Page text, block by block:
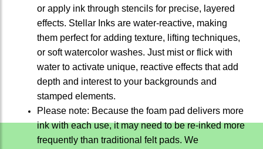
or apply ink through stencils for precise, layered
effects. Stellar Inks are water-reactive, making
them perfect for adding texture, lifting techniques,
or soft watercolor washes. Just mist or flick with
water to activate unique, reactive effects that add
depth and interest to your backgrounds and
stamped elements.
Please note: Because the foam pad delivers more
ink with each use, it may need to be re-inked more
frequently than traditional felt pads. We